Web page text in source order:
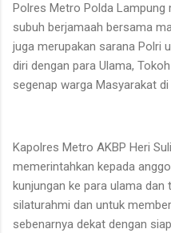
Polres Metro Polda Lampung
subuh berjamaah bersama
juga merupakan sarana Polri
diri dengan para Ulama,
segenap warga Masyarakat
Kapolres Metro AKBP Heri
memerintahkan kepada
kunjungan ke para ulama
silaturahmi dan untuk
sebenarnya dekat dengan